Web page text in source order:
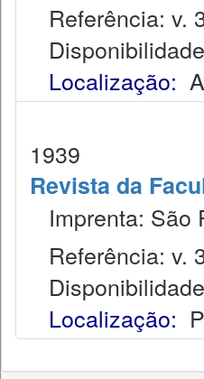
Referência: v.
Localização:
1939
Revista da
Imprenta: São
Referência: v.
Localização: